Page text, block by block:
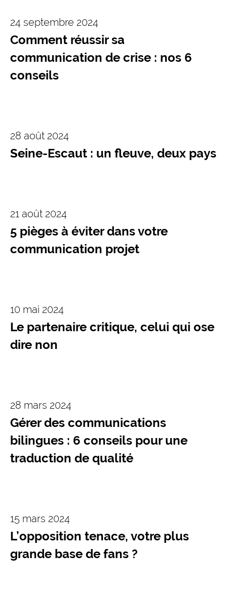
24 septembre 2024
Comment réussir sa
communication de crise : nos 6
conseils
28 août 2024
Seine-Escaut : un fleuve, deux pays
21 août 2024
5 pièges à éviter dans votre
communication projet
10 mai 2024
Le partenaire critique, celui qui ose
dire non
28 mars 2024
Gérer des communications
bilingues : 6 conseils pour une
traduction de qualité
15 mars 2024
L’opposition tenace, votre plus
grande base de fans ?